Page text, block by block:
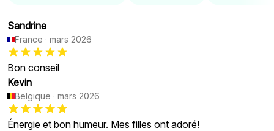
Sandrine
France · mars 2026
Bon conseil
Kevin
Belgique · mars 2026
Énergie et bon humeur. Mes filles ont adoré!